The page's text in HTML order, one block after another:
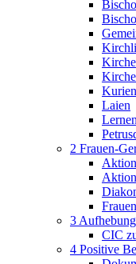
Laien
2 Frauen-
3
CIC
4 Positive